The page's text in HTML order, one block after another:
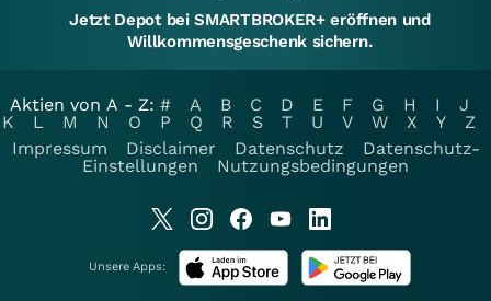
Jetzt Depot bei SMARTBROKER+ eröffnen und
Willkommensgeschenk sichern.
Aktien von A - Z: # A B C D E F G H I
J
K
L M N O P Q R S T U V W X Y
Z
Impressum
Disclaimer Datenschutz
Datenschutz-
Einstellungen
Nutzungsbedingungen
Unsere Apps: